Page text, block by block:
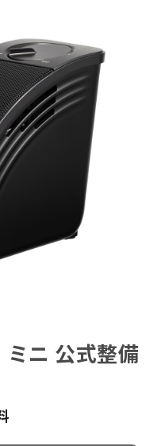
ミニ 公式整備